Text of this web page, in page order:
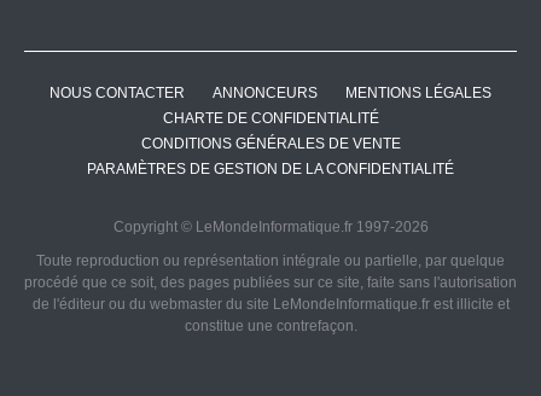
NOUS CONTACTER ANNONCEURS
MENTIONS LÉGALES
CHARTE DE CONFIDENTIALITÉ
CONDITIONS GÉNÉRALES DE VENTE
PARAMÈTRES DE GESTION DE LA CONFIDENTIALITÉ
Copyright © LeMondeInformatique.fr 1997-2026
Toute reproduction ou représentation intégrale ou partielle, par quelque
procédé que ce soit, des pages publiées sur ce site, faite sans l'autorisation
de l'éditeur ou du webmaster du site LeMondeInformatique.fr est illicite et
constitue une contrefaçon.